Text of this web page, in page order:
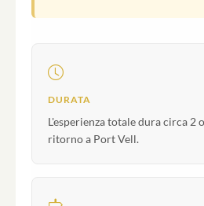
DURATA
L'esperienza totale dura circa 2
ritorno a Port Vell.